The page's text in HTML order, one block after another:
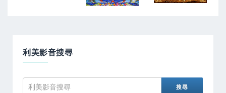
利美影音搜尋